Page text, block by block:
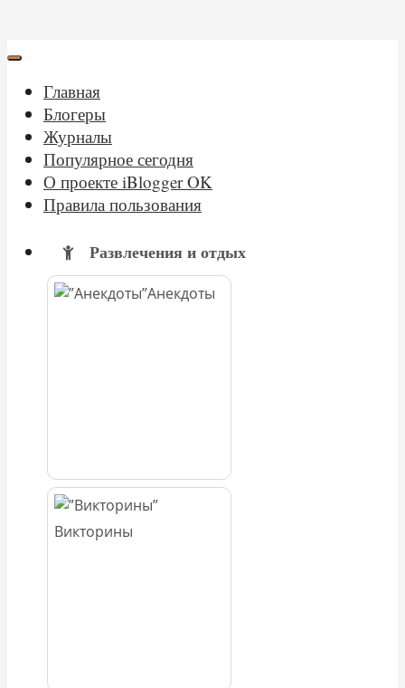
Главная
Блогеры
Журналы
Популярное сегодня
О проекте iBlogger OK
Правила пользования
Развлечения и отдых
Анекдоты
Викторины